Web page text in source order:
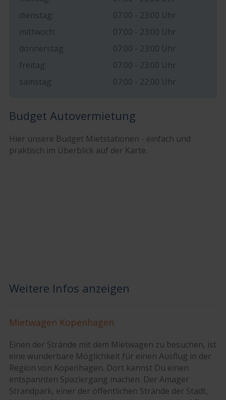
dienstag:
07:00 - 23:00 Uhr
mittwoch:
07:00 - 23:00 Uhr
donnerstag:
07:00 - 23:00 Uhr
freitag:
07:00 - 23:00 Uhr
samstag:
07:00 - 22:00 Uhr
Budget Autovermietung
Hier unsere Budget Mietstationen - einfach und
praktisch im Überblick auf der Karte.
Weitere Infos anzeigen
Mietwagen Kopenhagen
Einen der Strände mit dem Mietwagen zu besuchen, ist
eine wunderbare Möglichkeit für einen Ausflug in der
Region von Kopenhagen. Dort kannst Du einen
entspannten Spaziergang machen. Der Amager
Strandpark, einer der öffentlichen Strände der Stadt,